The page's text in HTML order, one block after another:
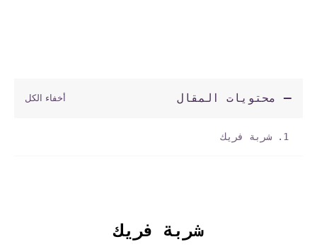
محتويات المقال
شربة فريك
شربة فريك